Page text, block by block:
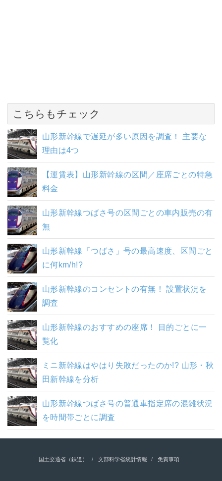
こちらもチェック
山形新幹線で遅延が多い原因を調査！ 主要な
理由は4つ
【運賃表】山形新幹線の区間／座席ごとの特急
料金
山形新幹線つばさ号の区間ごとの車内販売の有
無
山形新幹線「つばさ」号の最高速度、区間ごと
に何km/h!?
山形新幹線のコンセントの有無！ 設置状況を
調査
山形新幹線のおすすめの座席！ 目的ごとに一
覧化
ミニ新幹線はやはり失敗だったのか!? 山形・秋
田新幹線を分析
山形新幹線つばさ号の普通車指定席の混雑状況
を時間帯ごとに調査
国土交通省（鉄道） 文部科学省統計情報 免責事項